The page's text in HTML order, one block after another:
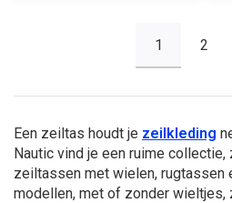
1 2
Een zeiltas houdt je zeilkleding
Nautic vind je een ruime
zeiltassen met wielen, rugtassen
modellen, met of zonder wieltjes,